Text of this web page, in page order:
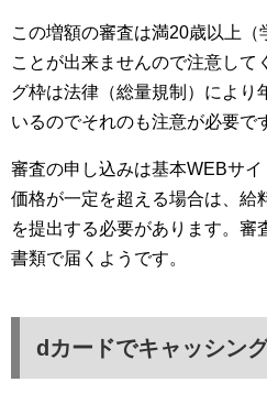
この増額の審査は満20歳以上（
ことが出来ませんので注意して
グ枠は法律（総量規制）により
いるのでそれのも注意が必要で
審査の申し込みは基本WEBサ
価格が一定を超える場合は、給
を提出する必要があります。審
書類で届くようです。
dカードでキャッシン